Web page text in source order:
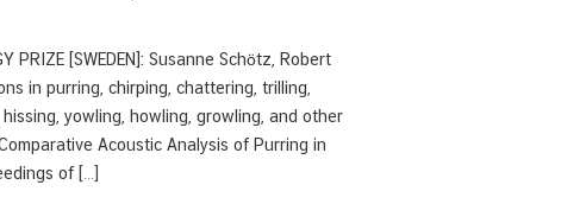
increase
decrease
PRIZE [SWEDEN]: Susanne Schötz, Robert
in purring, chirping, chattering, trilling,
yowling, howling, growling, and other
Acoustic Analysis of Purring in
of[…]